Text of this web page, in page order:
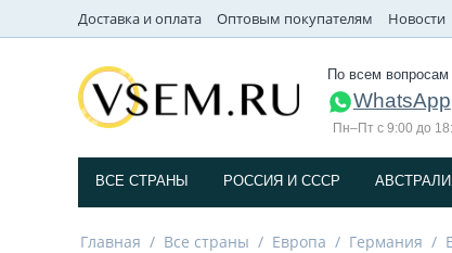
Доставка и оплата Оптовым покупателям Новости
По всем
WhatsApp
Пн–Пт с 9:00 до
ВСЕ СТРАНЫ РОССИЯ И СССP
Главная / Все страны / Европа / Германия /